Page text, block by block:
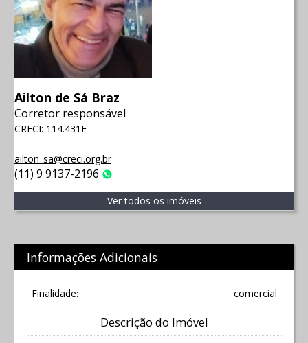
Ailton de Sá Braz
Corretor responsável
CRECI: 114.431F
ailton_sa@creci.org.br
(11) 9 9137-2196
Ver todos os imóveis
Informações Adicionais
Finalidade: comercial
Descrição do Imóvel